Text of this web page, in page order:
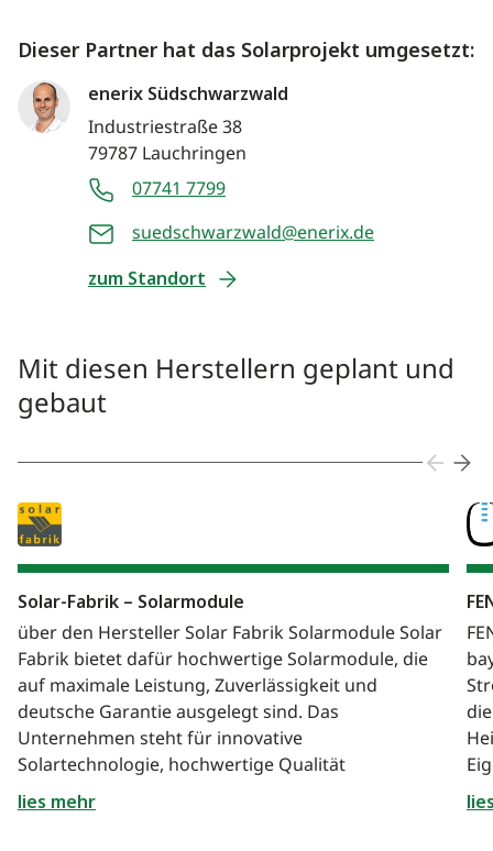
Dieser Partner hat das Solarprojekt umgesetzt:
enerix Südschwarzwald
Industriestraße 38
79787 Lauchringen
07741 7799
suedschwarzwald@enerix.de
zum Standort
Mit diesen Herstellern geplant und
gebaut
Solar-Fabrik – Solarmodule
über den Hersteller Solar Fabrik Solarmodule Solar
Fabrik bietet dafür hochwertige Solarmodule, die
auf maximale Leistung, Zuverlässigkeit und
deutsche Garantie ausgelegt sind. Das
Unternehmen steht für innovative
Solartechnologie, hochwertige Qualität
lies mehr